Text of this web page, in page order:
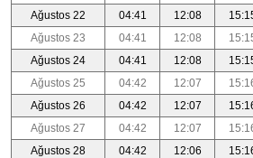
Ağustos 22
04:41 12:08
Ağustos 23
04:41 12:08
Ağustos 24
04:41 12:08
Ağustos 25
04:42 12:07
Ağustos 26
04:42 12:07
Ağustos 27
04:42 12:07
Ağustos 28
04:42 12:06